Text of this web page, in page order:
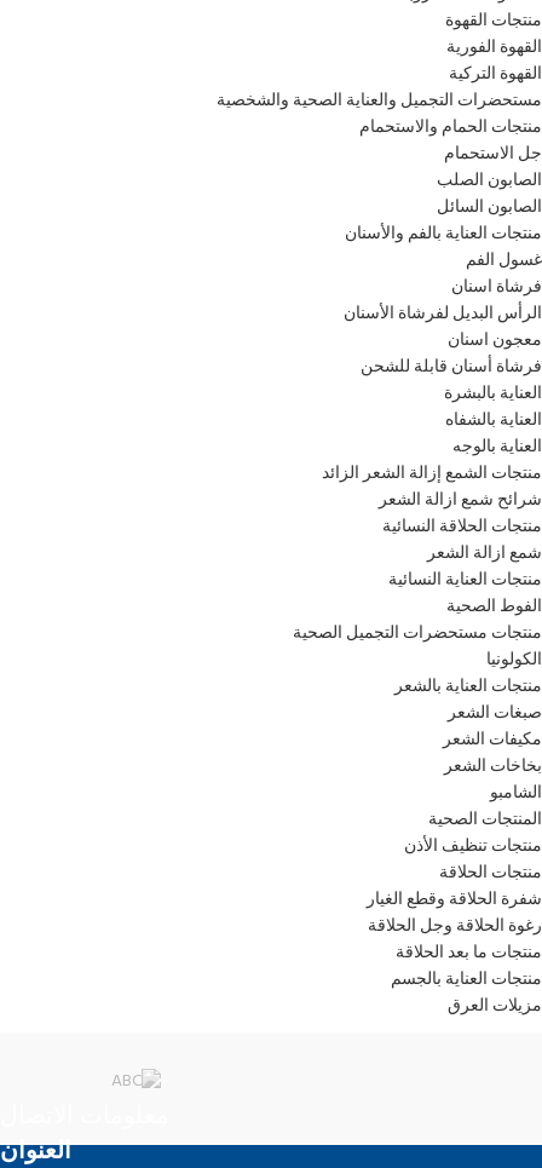
منتجات القهوة
القهوة الفورية
القهوة التركية
مستحضرات التجميل والعناية الصحية والشخصية
منتجات الحمام والاستحمام
جل الاستحمام
الصابون الصلب
الصابون السائل
منتجات العناية بالفم والأسنان
غسول الفم
فرشاة اسنان
الرأس البديل لفرشاة الأسنان
معجون اسنان
فرشاة أسنان قابلة للشحن
العناية بالبشرة
العناية بالشفاه
العناية بالوجه
منتجات الشمع إزالة الشعر الزائد
شرائح شمع ازالة الشعر
منتجات الحلاقة النسائية
شمع ازالة الشعر
منتجات العناية النسائية
الفوط الصحية
منتجات مستحضرات التجميل الصحية
الكولونيا
منتجات العناية بالشعر
صبغات الشعر
مكيفات الشعر
بخاخات الشعر
الشامبو
المنتجات الصحية
منتجات تنظيف الأذن
منتجات الحلاقة
شفرة الحلاقة وقطع الغيار
رغوة الحلاقة وجل الحلاقة
منتجات ما بعد الحلاقة
منتجات العناية بالجسم
مزيلات العرق
العنوان